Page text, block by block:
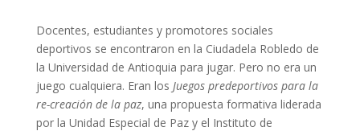
Docentes, estudiantes y promotores sociales
deportivos se encontraron en la Ciudadela Robledo de
la Universidad de Antioquia para jugar. Pero no era un
juego cualquiera. Eran los Juegos predeportivos para la
re-creación de la paz, una propuesta formativa liderada
por la Unidad Especial de Paz y el Instituto de